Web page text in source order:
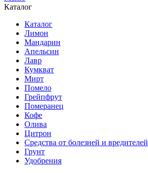
Каталог
Каталог
Лимон
Мандарин
Апельсин
Лавр
Кумкват
Мирт
Помело
Грейпфрут
Померанец
Кофе
Олива
Цитрон
Средства от болезней и вредителей
Грунт
Удобрения